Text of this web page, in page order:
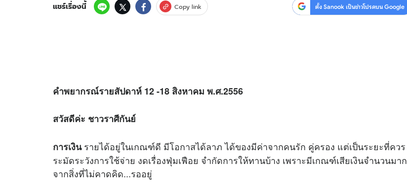
แชร์เรื่องนี้ Copy link ตั้ง Sanook เป็นข่าวโปรดบน Google
คำพยากรณ์รายสัปดาห์ 12 -18 สิงหาคม พ.ศ.2556
สวัสดีค่ะ ชาวราศีกันย์
การเงินรายได้อยู่ในเกณฑ์ดี มีโอกาสได้ลาภ ได้ของมีค่าจากคนรัก คู่ครอง แต่เป็นระยะที่ควร
ระมัดระวังการใช้จ่าย งดเรื่องฟุ่มเฟือย จำกัดการให้ทานบ้าง เพราะมีเกณฑ์เสียเงินจำนวนมาก
จากสิ่งที่ไม่คาดคิด...รออยู่